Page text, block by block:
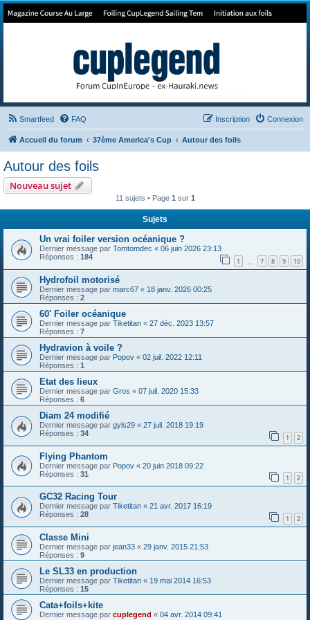
Forum de Cup In Europe
Smartfeed FAQ Connexion
Inscription
Accueil du forum 37ème America's Cup Autour des foils
Autour des foils
Nouveau sujet
11 sujets • Page 1sur 1
Sujets
Un vrai foiler version océanique ?
Dernier message par Tomtomdec « 06 juin 2026 23:13
Réponses : 184 1 7 8 9 10
Hydrofoil motorisé
Dernier message par marc67 « 18 janv. 2026 00:25
Réponses : 2
60' Foiler océanique
Dernier message par Tiketitan « 27 déc. 2023 13:57
Réponses : 7
Hydravion à voile ?
Dernier message par Popov « 02 juil. 2022 12:11
Réponses : 1
Etat des lieux
Dernier message par Gros « 07 juil. 2020 15:33
Réponses : 6
Diam 24 modifié
Dernier message par gyls29 « 27 juil. 2018 19:19
Réponses : 34 1 2
Flying Phantom
Dernier message par Popov « 20 juin 2018 09:22
Réponses : 31 1 2
GC32 Racing Tour
Dernier message par Tiketitan « 21 avr. 2017 16:19
Réponses : 28 1 2
Classe Mini
Dernier message par jean33 « 29 janv. 2015 21:53
Réponses : 9
Le SL33 en production
Dernier message par Tiketitan « 19 mai 2014 16:53
Réponses : 15
Cata+foils+kite
Dernier message par cuplegend « 04 avr. 2014 09:41